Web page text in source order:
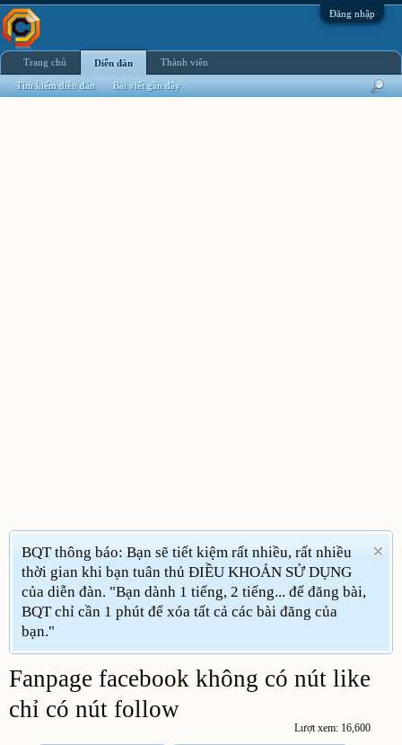
Đăng nhập
BQT thông báo: Bạn sẽ tiết kiệm rất nhiều, rất nhiều
thời gian khi bạn tuân thủ ĐIỀU KHOẢN SỬ DỤNG
của diễn đàn. "Bạn dành 1 tiếng, 2 tiếng... để đăng bài,
BQT chỉ cần 1 phút để xóa tất cả các bài đăng của
bạn."
Fanpage facebook không có nút like
chỉ có nút follow
Lượt xem: 16,600
Trang chủ Diễn đàn
Tìm kiếm diễn đàn Bài viết gần đây
Thành viên